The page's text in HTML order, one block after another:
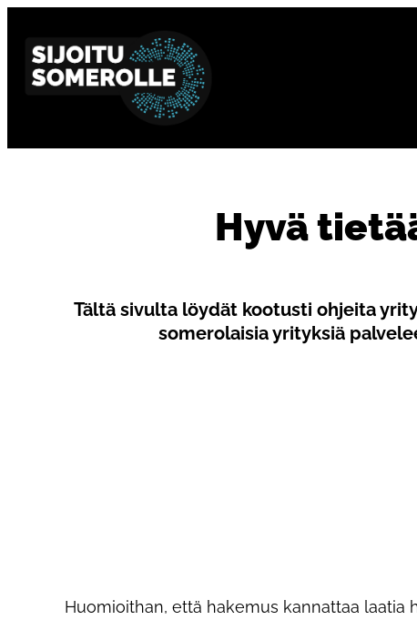
Hyvä
Tältä sivulta löydät kootusti ohjeita
somerolaisia yrityksiä
Huomioithan, että hakemus kannattaa